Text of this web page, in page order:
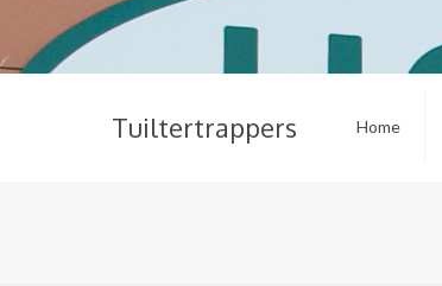
Tuiltertrappers Home